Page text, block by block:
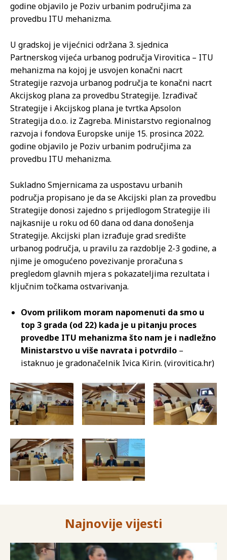
godine objavilo je Poziv urbanim područjima za
provedbu ITU mehanizma.
U gradskoj je vijećnici održana 3. sjednica
Partnerskog vijeća urbanog područja Virovitica – ITU
mehanizma na kojoj je usvojen konačni nacrt
Strategije razvoja urbanog područja te konačni nacrt
Akcijskog plana za provedbu Strategije. Izrađivač
Strategije i Akcijskog plana je tvrtka Apsolon
Strategija d.o.o. iz Zagreba. Ministarstvo regionalnog
razvoja i fondova Europske unije 15. prosinca 2022.
godine objavilo je Poziv urbanim područjima za
provedbu ITU mehanizma.
Sukladno Smjernicama za uspostavu urbanih
područja propisano je da se Akcijski plan za provedbu
Strategije donosi zajedno s prijedlogom Strategije ili
najkasnije u roku od 60 dana od dana donošenja
Strategije. Akcijski plan izrađuje grad središte
urbanog područja, u pravilu za razdoblje 2-3 godine, a
njime je omogućeno povezivanje proračuna s
pregledom glavnih mjera s pokazateljima rezultata i
ključnim točkama ostvarivanja.
Ovom prilikom moram napomenuti da smo u
top 3 grada (od 22) kada je u pitanju proces
provedbe ITU mehanizma što nam je i nadležno
Ministarstvo u više navrata i potvrdilo –
istaknuo je gradonačelnik Ivica Kirin. (virovitica.hr)
Najnovije vijesti